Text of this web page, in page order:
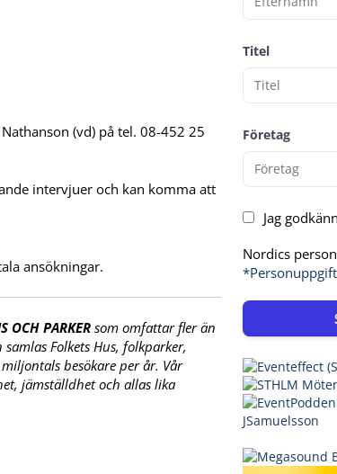
(vd) på tel. 08-452 25
intervjuer och kan komma att
ansökningar.
OCH PARKER som omfattar fler än
Folkets Hus, folkparker,
besökare per år. Vår
jämställdhet och allas lika
Titel
Företag
Jag
Nordics